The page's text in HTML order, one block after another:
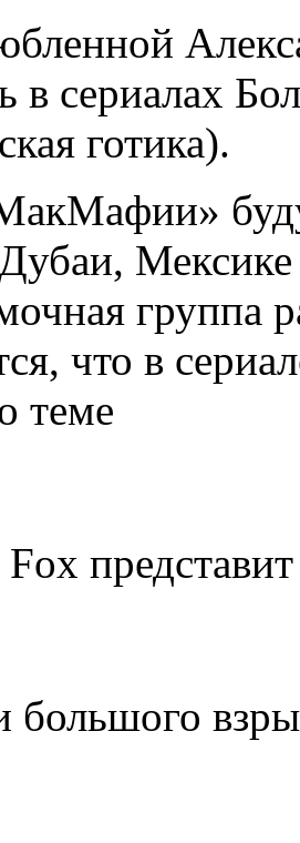
в сериалах
готика).
группа
что в
теме
Fox
большого